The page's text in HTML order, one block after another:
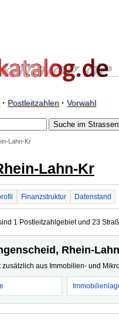
· Postleitzahlen· Vorwahl
Lahn-Kr
Lahn-Kr
Finanzstruktur Datenstand
1 Postleitzahlgebiet und 23
Rhein-
aus Immobilien- und